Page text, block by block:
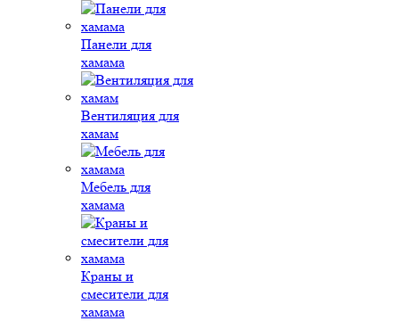
Панели для
хамама
Вентиляция для
хамам
Мебель для
хамама
Краны и
смесители для
хамама